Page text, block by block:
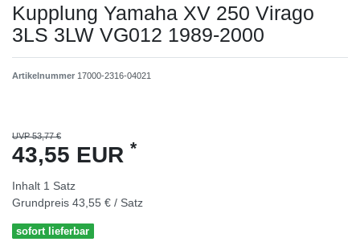
Kupplung Yamaha XV 250 Virago
3LS 3LW VG012 1989-2000
Artikelnummer 17000-2316-04021
UVP 53,77 €
43,55 EUR *
Inhalt 1 Satz
Grundpreis 43,55 € / Satz
sofort lieferbar